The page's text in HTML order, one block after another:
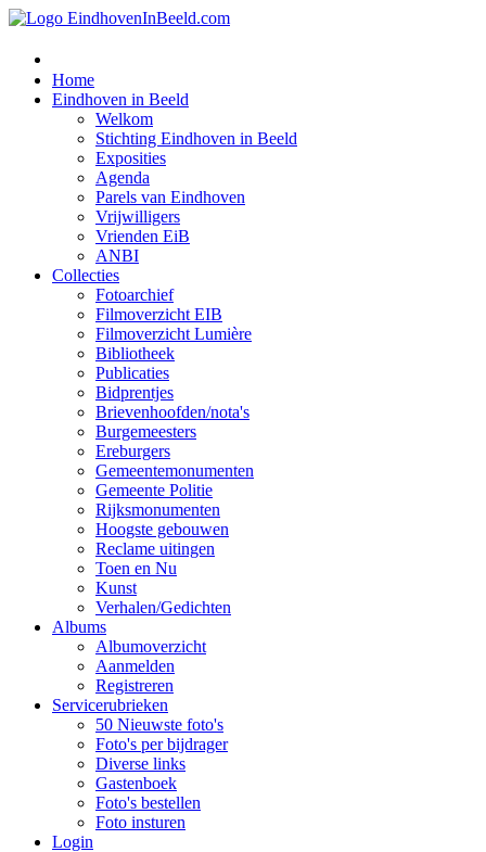
Home
Eindhoven in Beeld
Welkom
Stichting Eindhoven in Beeld
Exposities
Agenda
Parels van Eindhoven
Vrijwilligers
Vrienden EiB
ANBI
Collecties
Fotoarchief
Filmoverzicht EIB
Filmoverzicht Lumière
Bibliotheek
Publicaties
Bidprentjes
Brievenhoofden/nota's
Burgemeesters
Ereburgers
Gemeentemonumenten
Gemeente Politie
Rijksmonumenten
Hoogste gebouwen
Reclame uitingen
Toen en Nu
Kunst
Verhalen/Gedichten
Albums
Albumoverzicht
Aanmelden
Registreren
Servicerubrieken
50 Nieuwste foto's
Foto's per bijdrager
Diverse links
Gastenboek
Foto's bestellen
Foto insturen
Login